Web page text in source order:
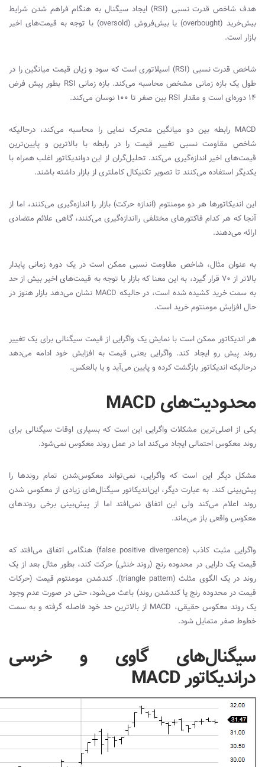
هدف شاخص قدرت نسبی (RSI) ایجاد سیگنال به هنگام فراهم شدن شرایط
بیش‌خرید (overbought) یا بیش‌فروش (oversold) با توجه به قیمت‌های اخیر
بازار است.
شاخص قدرت نسبی (RSI) اسیلاتوری است که سود و زیان قیمت میانگین را در
طول یک بازه زمانی مشخص محاسبه می‌کند. بازه زمانی RSI بطور پیش فرض
14 دوره‌ای است و مقدار
RSI بین صفر تا 100 نوسان می‌کند.
MACD رابطه بین دو میانگین متحرک نمایی را محاسبه می‌کند، درحالیکه
شاخص مقاومت نسبی تغییر قیمت را در رابطه با بالاترین و پایین‌ترین
قیمت‌های اخیر‌ اندازه‌گیری می‌کند. تحلیل‌گران از این دو‌اندیکاتور اغلب همراه با
یکدیگر استفاده می‌کنند تا تصویر تکنیکال کاملتری از بازار داشته باشند.
این‌ اندیکاتورها هر دو مومنتوم (اندازه حرکت) بازار را‌ اندازه‌گیری می‌کنند، اما از
آنجا که هر کدام فاکتورهای مختلفی را‌اندازه‌گیری می‌کنند، گاهی علائم متضادی
ارائه می‌دهند.
به عنوان مثال، شاخص مقاومت نسبی ممکن است در یک دوره زمانی پایدار
بالاتر از 70 قرار گیرد، به این معنا که بازار با توجه به قیمت‌های اخیر بیش از حد
به سمت خرید کشیده شده است، در حالیکه MACD نشان می‌دهد بازار هنوز در
حال افزایش مومنتوم خرید است.
هر‌ اندیکاتور ممکن است با نمایش یک واگرایی از قیمت سیگنالی برای یک تغییر
روند پیش رو ایجاد کند. واگرایی یعنی قیمت به افزایش خود ادامه می‌دهد
درحالیکه‌ اندیکاتور بازگشت کرده و پایین می‌آید و یا بالعکس.
محدودیت‌های MACD
یکی از اصلی‌ترین مشکلات واگرایی این است که بسیاری اوقات سیگنالی برای
روند معکوس احتمالی ایجاد می‌کند اما در عمل روند معکوس نمی‌شود.
مشکل دیگر این است که واگرایی، نمی‌تواند معکوس‌شدن تمام روندها را
پیش‌بینی کند. به عبارت دیگر، این‌اندیکاتور سیگنال‌های زیادی از معکوس‌ شدن
روند اعلام می‌کند ولی این اتفاق نمی‌افتد اما از پیش‌بینی برخی روندهای
معکوس واقعی باز می‌ماند.
واگرایی مثبت کاذب (false positive divergence) هنگامی اتفاق می‌افتد که
قیمت یک دارایی در محدوده رنج (روند خنثی) حرکت کند، بطور مثال بعد از یک
روند در یک الگوی مثلث (triangle pattern). کند‌شدن مومنتوم قیمت (حرکات
قیمت در محدوده رنج یا کند‌شدن روند) باعث می‌شود، حتی در صورت عدم وجود
یک روند معکوس حقیقی، MACD از بالاترین حد خود فاصله گرفته و به سمت
خطوط صفر متمایل شود.
سیگنال‌های گاوی و خرسی
در‌اندیکاتور MACD